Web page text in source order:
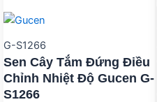
G-S1266
Sen Cây Tắm Đứng Điều
Chỉnh Nhiệt Độ Gucen G-
S1266